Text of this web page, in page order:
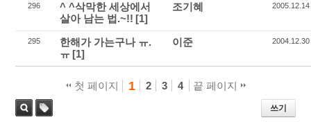
296
^ ^삭막한 세상에서
살아 남는 법.~!! [1]
조기혜 2005.12.14
295
한해가 가는구나 ㅠ.
ㅠ [1]
이준 2004.12.30
첫 페이지 1 2 3 4 끝 페이지
쓰기